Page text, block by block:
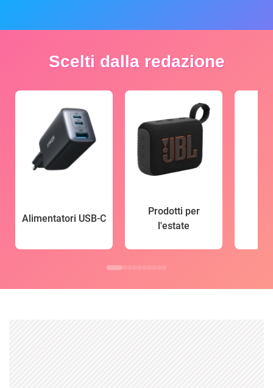
Scelti dalla redazione
Alimentatori USB-C
Prodotti per
l'estate